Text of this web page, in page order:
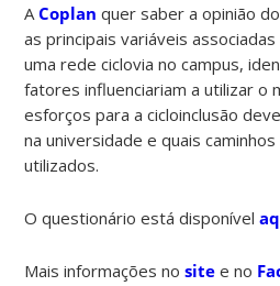
ACoplan quer saber a opinião
as principais variáveis
uma rede ciclovia no campus,
fatores influenciariam a utilizar o
esforços para a cicloinclusão
na universidade e quais
utilizados.
O questionário está disponível
Mais informações nosite e no